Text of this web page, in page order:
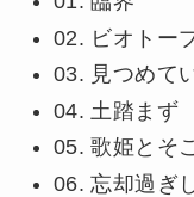
02. ビオトー
03. 見つめて
04. 土踏まず
05. 歌姫とそ
06. 忘却過ぎ